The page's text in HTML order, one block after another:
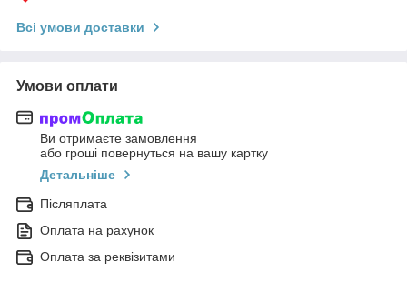
Всі умови доставки
Умови оплати
Ви отримаєте замовлення
або гроші повернуться на вашу картку
Детальніше
Післяплата
Оплата на рахунок
Оплата за реквізитами